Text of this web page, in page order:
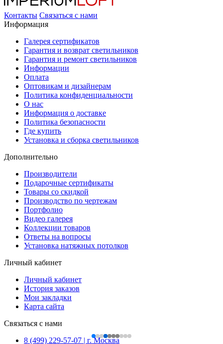
Контакты Связаться с нами
Информация
Галерея сертификатов
Гарантия и возврат светильников
Гарантия и ремонт светильников
Информации
Оплата
Оптовикам и дизайнерам
Политика конфиденциальности
О нас
Информация о доставке
Политика безопасности
Где купить
Установка и сборка светильников
Дополнительно
Производители
Подарочные сертификаты
Товары со скидкой
Производство по чертежам
Портфолио
Видео галерея
Коллекции товаров
Ответы на вопросы
Установка натяжных потолков
Личный кабинет
Личный кабинет
История заказов
Мои закладки
Карта сайта
Связаться с нами
8 (499) 229-57-07 | г. Москва